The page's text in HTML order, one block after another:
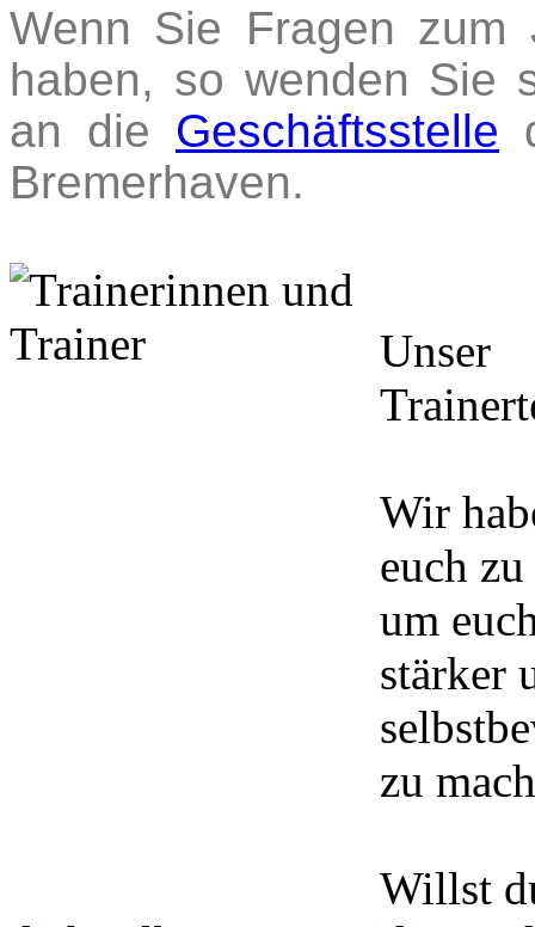
Wenn Sie Fragen zum
haben, so wenden Sie
an die Geschäftsstelle
Bremerhaven.
Unser
Wir
euch
um
stärker
zu
Willst